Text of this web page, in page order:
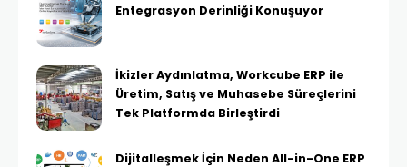
Entegrasyon Derinliği Konuşuyor
İkizler Aydınlatma, Workcube ERP ile
Üretim, Satış ve Muhasebe Süreçlerini
Tek Platformda Birleştirdi
Dijitalleşmek İçin Neden All-in-One ERP